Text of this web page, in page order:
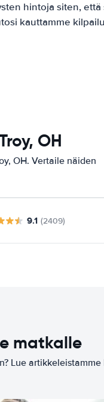
hintoja siten, että
kauttamme
OH
OH. Vertaile näiden
9.1 (2409)
matkalle
Lue artikkeleistamme